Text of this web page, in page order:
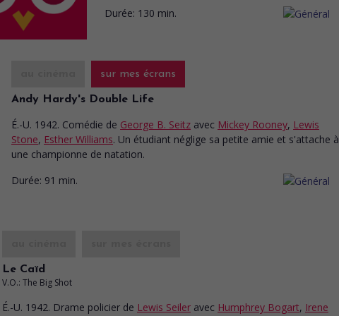
Durée: 130 min.
sur mes écrans
Andy Hardy's Double Life
É.-U. 1942. Comédie de George B. Seitz avec Mickey Rooney, Lewis
Stone, Esther Williams. Un étudiant néglige sa petite amie et s'attache à
une championne de natation.
Durée: 91 min.
Le Caïd
V.O.: The Big Shot
É.-U. 1942. Drame policier de Lewis Seiler avec Humphrey Bogart, Irene